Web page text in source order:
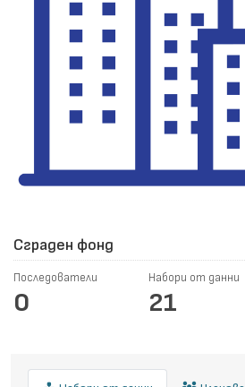
Сграден фонд
Последователи
0
Набори от данни
21